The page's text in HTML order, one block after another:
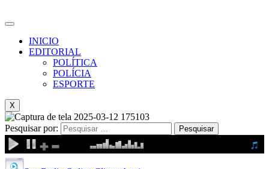
INICIO
EDITORIAL
POLÍTICA
POLÍCIA
ESPORTE
X
Pesquisar por: